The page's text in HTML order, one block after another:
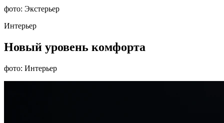
фото: Экстерьер
Интерьер
Новый уровень комфорта
фото: Интерьер